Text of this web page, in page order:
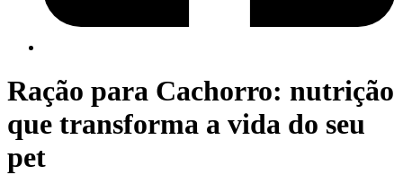
Ração para Cachorro: nutrição
que transforma a vida do seu
pet